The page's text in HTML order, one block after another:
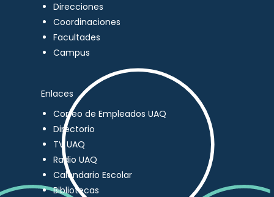
Direcciones
Coordinaciones
Facultades
Campus
Enlaces
Correo de Empleados UAQ
Directorio
TV UAQ
Radio UAQ
Calendario Escolar
Bibliotecas